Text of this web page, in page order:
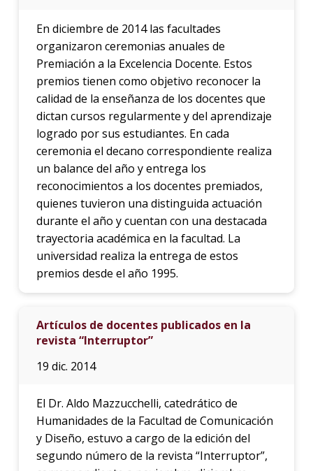
En diciembre de 2014 las facultades
organizaron ceremonias anuales de
Premiación a la Excelencia Docente. Estos
premios tienen como objetivo reconocer la
calidad de la enseñanza de los docentes que
dictan cursos regularmente y del aprendizaje
logrado por sus estudiantes. En cada
ceremonia el decano correspondiente realiza
un balance del año y entrega los
reconocimientos a los docentes premiados,
quienes tuvieron una distinguida actuación
durante el año y cuentan con una destacada
trayectoria académica en la facultad. La
universidad realiza la entrega de estos
premios desde el año 1995.
Artículos de docentes publicados en la
revista “Interruptor”
19 dic. 2014
El Dr. Aldo Mazzucchelli, catedrático de
Humanidades de la Facultad de Comunicación
y Diseño, estuvo a cargo de la edición del
segundo número de la revista “Interruptor”,